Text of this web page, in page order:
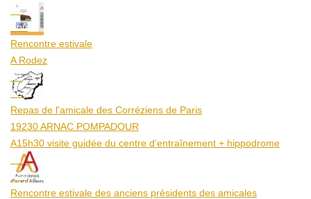
12
Aoû
Rencontre estivale
A Rodez
23
Aoû
Repas de l'amicale des Corréziens de Paris
19230 ARNAC POMPADOUR
A15h30 visite guidée du centre d’entraînement + hippodrome
25
Aoû
Rencontre estivale des anciens présidents des amicales